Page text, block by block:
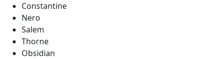
Constantine
Nero
Salem
Thorne
Obsidian